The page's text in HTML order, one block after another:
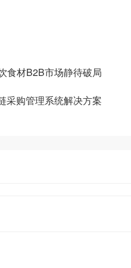
食材B2B市场静待破局
采购管理系统解决方案